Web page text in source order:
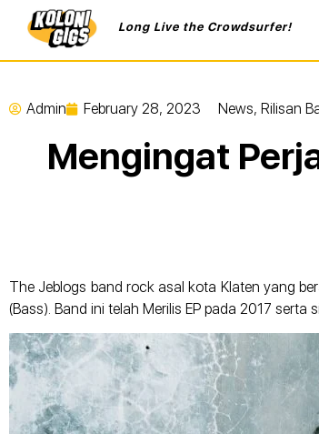
Long Live the Crowdsurfer!
Admin February 28, 2023 News, Rilisan
Mengingat
The Jeblogs band rock asal kota Klaten yang
(Bass). Band ini telah Merilis EP pada 2017 serta